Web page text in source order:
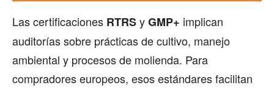
Las certificaciones RTRSyGMP+ implican
auditorías sobre prácticas de cultivo, manejo
ambiental y procesos de molienda. Para
compradores europeos, esos estándares facilitan